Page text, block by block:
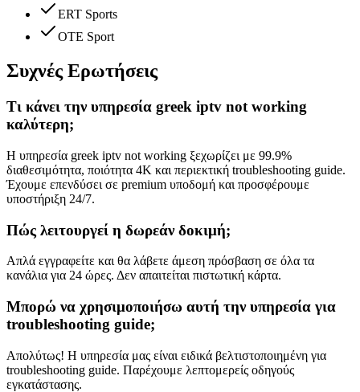
ERT Sports
OTE Sport
Συχνές Ερωτήσεις
Τι κάνει την υπηρεσία greek iptv not working
καλύτερη;
Η υπηρεσία greek iptv not working ξεχωρίζει με 99.9%
διαθεσιμότητα, ποιότητα 4K και περιεκτική troubleshooting guide.
Έχουμε επενδύσει σε premium υποδομή και προσφέρουμε
υποστήριξη 24/7.
Πώς λειτουργεί η δωρεάν δοκιμή;
Απλά εγγραφείτε και θα λάβετε άμεση πρόσβαση σε όλα τα
κανάλια για 24 ώρες. Δεν απαιτείται πιστωτική κάρτα.
Μπορώ να χρησιμοποιήσω αυτή την υπηρεσία για
troubleshooting guide;
Απολύτως! Η υπηρεσία μας είναι ειδικά βελτιστοποιημένη για
troubleshooting guide. Παρέχουμε λεπτομερείς οδηγούς
εγκατάστασης.